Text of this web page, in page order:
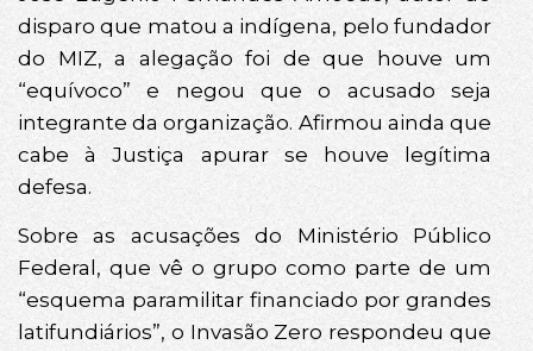
disparo que matou a indígena, pelo fundador
do MIZ, a alegação foi de que houve um
“equívoco” e negou que o acusado seja
integrante da organização. Afirmou ainda que
cabe à Justiça apurar se houve legítima
defesa.
Sobre as acusações do Ministério Público
Federal, que vê o grupo como parte de um
“esquema paramilitar financiado por grandes
latifundiários”, o Invasão Zero respondeu que